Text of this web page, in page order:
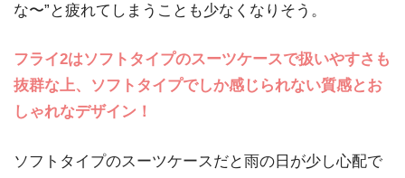
な〜”と疲れてしまうことも少なくなりそう。
フライ2はソフトタイプのスーツケースで扱いやすさも
抜群な上、ソフトタイプでしか感じられない質感とお
しゃれなデザイン！
ソフトタイプのスーツケースだと雨の日が少し心配で